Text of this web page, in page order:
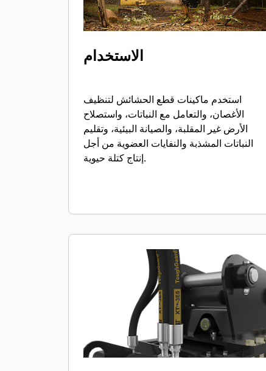
الاستخدام
استخدم ماكينات قطع الحشائش لتنظيف
الأغصان، والتعامل مع النباتات، واستصلاح
الأرض غير المقلبة، والصيانة البيئية، وتقليم
النباتات المشذبة والنفايات العضوية من أجل
إنتاج كتلة حيوية.